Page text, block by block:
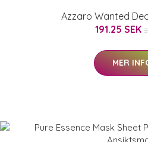
Azzaro Wanted
191.25 SEK
MER